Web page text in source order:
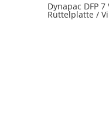
Dynapac DFP
Rüttelplatte /